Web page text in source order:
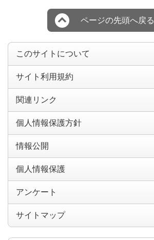
ページの先頭へ戻る
このサイトについて
サイト利用規約
関連リンク
個人情報保護方針
情報公開
個人情報保護
アンケート
サイトマップ